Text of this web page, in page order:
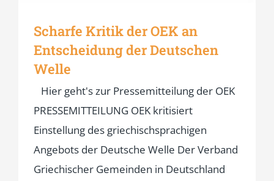
Scharfe Kritik der OEK an
Entscheidung der Deutschen
Welle
Hier geht's zur Pressemitteilung der OEK
PRESSEMITTEILUNG OEK kritisiert
Einstellung des griechischsprachigen
Angebots der Deutsche Welle Der Verband
Griechischer Gemeinden in Deutschland